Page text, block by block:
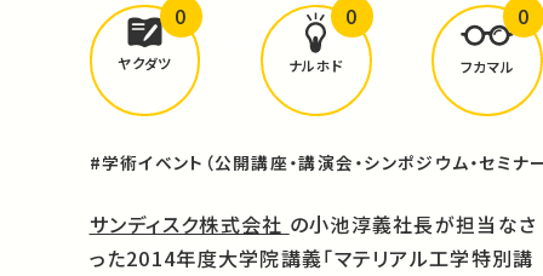
どんな学びがありましたか？
ヤクダツ
0
ナルホド
0
フカマル
0
#学術イベント（公開講座・講演会・シンポジウム・セミナ
サンディスク株式会社 の小池淳義社長が担当なさ
った2014年度大学院講義「マテリアル工学特別講